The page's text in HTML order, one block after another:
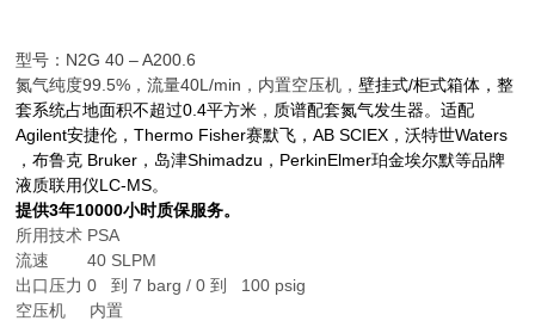
型号：N2G 40 – A200.6
氮气纯度99.5%，流量40L/min，内置空压机，壁挂式/柜式箱体，整
套系统占地面积不超过0.4平方米 ， 质谱配套氮气发生器。适配
Agilent安捷伦，Thermo Fisher赛默飞，AB SCIEX，沃特世Waters
，布鲁克 Bruker，岛津Shimadzu，PerkinElmer珀金埃尔默等品牌
液质联用仪LC-MS。
提供3年10000小时质保服务。
所用技术 PSA
流速 40 SLPM
出口压力 0 到 7 barg / 0 到 100 psig
空压机 内置